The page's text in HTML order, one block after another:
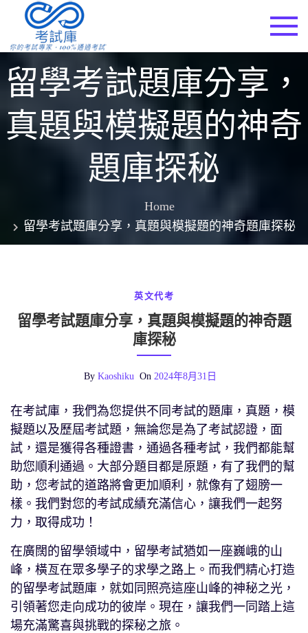
content
留學考試題庫分享，
真題與模擬題的神奇
題庫探秘
Home
留學考試題庫分享，真題與模擬題的神奇題庫探秘
英文代考
留學考試題庫分享，真題與模擬題的神奇題
庫探秘
By Kaoshiku On 2024年8月31日
在考試庫，我們為您提供不同考試的題庫，真題，模
擬題以及歷屆考試題，無論您是為了考試認證，面
試，還是獲得各種證書，通過各種考試，我們都能幫
助您順利通過。大部分題目都是原題，有了我們的幫
助，您考試的道路將會更加順利，就像有了翅膀一
樣。我們對您的考試成績充滿信心，讓我們一起努
力，取得成功！
在廣闊的留學領域中，留學考試猶如一座巍峨的山
峰，橫亙在眾多學子的求學之路上。而我們精心打造
的留學考試題庫，就如同照亮這座山峰的神秘之光，
引領著您走向成功的彼岸。現在，讓我們一同踏上這
場充滿驚喜與挑戰的探秘之旅。